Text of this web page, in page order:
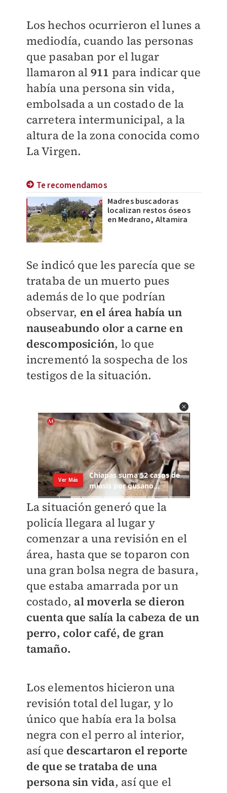
Los hechos ocurrieron el lunes a
mediodía, cuando las personas
que pasaban por el lugar
llamaron al 911 para indicar que
había una persona sin vida,
embolsada a un costado de la
carretera intermunicipal, a la
altura de la zona conocida como
La Virgen.
Te recomendamos
Madres buscadoras
localizan restos óseos
en Medrano, Altamira
Se indicó que les parecía que se
trataba de un muerto pues
además de lo que podrían
observar, en el área había un
nauseabundo olor a carne en
descomposición, lo que
incrementó la sospecha de los
testigos de la situación.
La situación generó que la
policía llegara al lugar y
comenzar a una revisión en el
área, hasta que se toparon con
una gran bolsa negra de basura,
que estaba amarrada por un
costado, al moverla se dieron
cuenta que salía la cabeza de un
perro, color café, de gran
tamaño.
Los elementos hicieron una
revisión total del lugar, y lo
único que había era la bolsa
negra con el perro al interior,
así que descartaron el reporte
de que se trataba de una
persona sin vida, así que el